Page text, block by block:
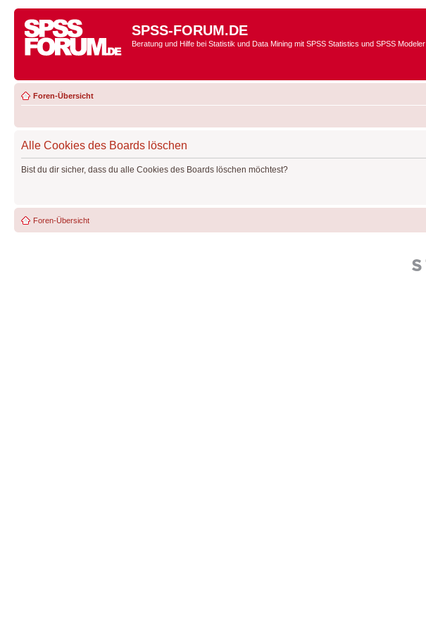
SPSS-FORUM.DE
Beratung und Hilfe bei Statistik und Data Mining mit SPSS Statistics und SPSS Modeler
Foren-Übersicht
Alle Cookies des Boards löschen
Bist du dir sicher, dass du alle Cookies des Boards löschen möchtest?
Foren-Übersicht